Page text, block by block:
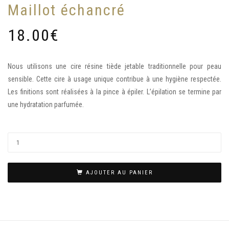
Maillot échancré
18.00€
Nous utilisons une cire résine tiède jetable traditionnelle pour peau
sensible. Cette cire à usage unique contribue à une hygiène respectée.
Les finitions sont réalisées à la pince à épiler. L’épilation se termine par
une hydratation parfumée.
AJOUTER AU PANIER